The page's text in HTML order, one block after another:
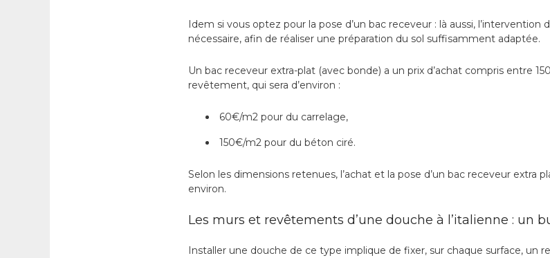
Idem si vous optez pour la pose d’un bac receveur : là aussi, l’intervention
nécessaire, afin de réaliser une préparation du sol suffisamment adaptée.
Un bac receveur extra-plat (avec bonde) a un prix d’achat compris entre
revêtement, qui sera d’environ :
60€/m2 pour du carrelage,
150€/m2 pour du béton ciré.
Selon les dimensions retenues, l’achat et la pose d’un bac receveur extra
environ.
Les murs et revêtements d’une douche à l’italienne : un
Installer une douche de ce type implique de fixer, sur chaque surface, un